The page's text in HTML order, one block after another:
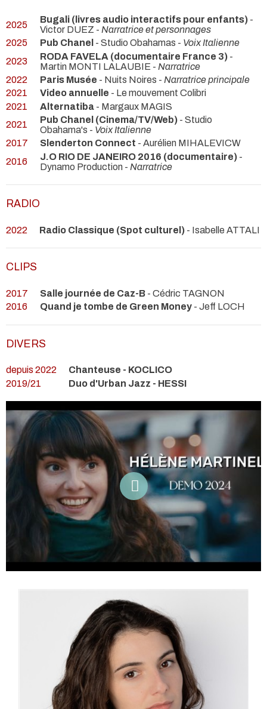
2025 Bugali (livres audio interactifs pour enfants) -
Victor DUEZ - Narratrice et personnages
2025
Pub Chanel - Studio Obahamas - Voix Italienne
2023
RODA FAVELA (documentaire France 3) -
Martin MONTI LALAUBIE - Narratrice
2022
Paris Musée - Nuits Noires - Narratrice principale
2021
Video annuelle - Le mouvement Colibri
2021
Alternatiba - Margaux MAGIS
2021
Pub Chanel (Cinema/TV/Web) - Studio
Obahama's - Voix Italienne
2017
Slenderton Connect - Aurélien MIHALEVICW
2016
J.O RIO DE JANEIRO 2016 (documentaire) -
Dynamo Production - Narratrice
RADIO
2022 Radio Classique (Spot culturel) - Isabelle ATTALI
CLIPS
2017 Salle journée de Caz-B - Cédric TAGNON
2016
Quand je tombe de Green Money - Jeff LOCH
DIVERS
depuis 2022
Chanteuse - KOCLICO
2019/21
Duo d'Urban Jazz - HESSI